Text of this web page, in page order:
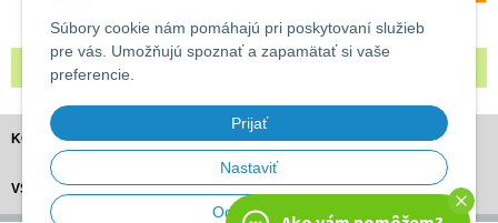
Súbory cookie nám pomáhajú pri poskytovaní služieb
pre vás. Umožňujú spoznať a zapamätať si vaše
preferencie.
Prijať
Nastaviť
Odmietnuť
Prechodka 180/150
KONTAKT
VŠETKO O NÁKUPE